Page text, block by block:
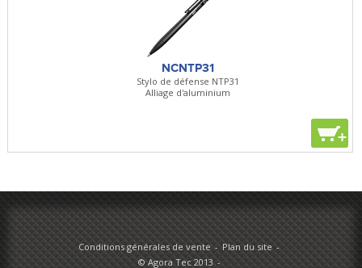
NCNTP31
Stylo de défense NTP31
Alliage d'aluminium
+
Conditions générales de vente
Plan du site
© Agora Tec 2013